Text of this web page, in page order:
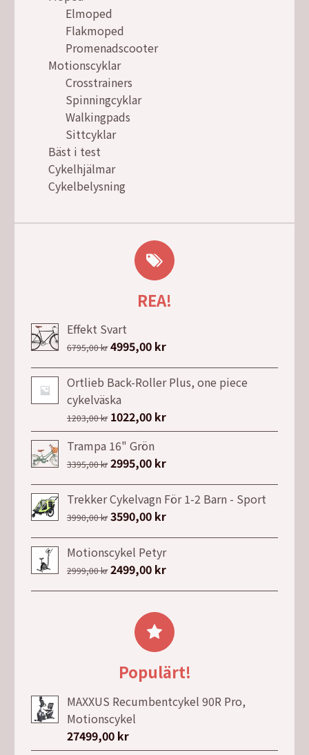
Elmoped
Flakmoped
Promenadscooter
Motionscyklar
Crosstrainers
Spinningcyklar
Walkingpads
Sittcyklar
Bäst i test
Cykelhjälmar
Cykelbelysning
REA!
Effekt Svart
6795,00kr Det
ursprungliga
priset
var:
6795,00 kr.
4995,00 krDet
nuvarande
priset
4995,00 kr.
Ortlieb Back-Roller Plus, one piece
cykelväska
1203,00kr Det
ursprungliga
priset
var:
1203,00 kr.
1022,00 krDet
nuvarande
är:
1022,00 kr.
Trampa 16" Grön
3395,00kr Det
ursprungliga
priset
var:
2995,00 krDet
nuvarande
priset
är:
Trekker Cykelvagn För 1-2 Barn - Sport
3990,00kr Det
ursprungliga
priset
var:
3590,00 krDet
nuvarande
priset
är:
Motionscykel Petyr
2999,00kr Det
ursprungliga
2999,00 kr.
2499,00 krDet
nuvarande
är:
2499,00 kr.
Populärt!
MAXXUS Recumbentcykel 90R Pro,
Motionscykel
27499,00 kr